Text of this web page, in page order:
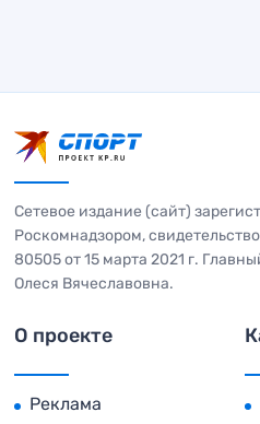
Сетевое издание (сайт)
Роскомнадзором,
80505 от 15 марта 2021 г.
Олеся Вячеславовна.
О проекте
Реклама